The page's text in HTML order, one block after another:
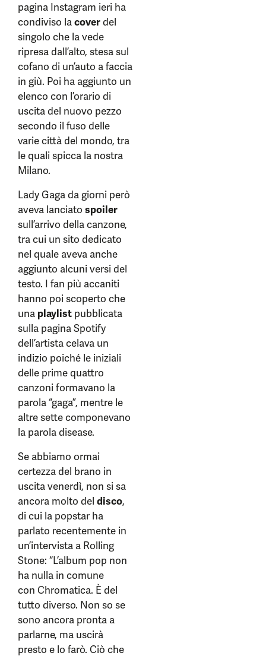
pagina Instagram ieri ha
condiviso lacoverdel
singolo che la vede
ripresa dall’alto, stesa sul
cofano di un’auto a faccia
in giù. Poi ha aggiunto un
elenco con l’orario di
uscita del nuovo pezzo
secondo il fuso delle
varie città del mondo, tra
le quali spicca la nostra
Milano.
Lady Gaga da giorni però
aveva lanciato spoiler
sull’arrivo della canzone,
tra cui un sito dedicato
nel quale aveva anche
aggiunto alcuni versi del
testo. I fan più accaniti
hanno poi scoperto che
una playlist pubblicata
sulla pagina Spotify
dell’artista celava un
indizio poiché le iniziali
delle prime quattro
canzoni formavano la
parola “gaga”, mentre le
altre sette componevano
la parola disease.
Se abbiamo ormai
certezza del brano in
uscita venerdì, non si sa
ancora molto del disco,
di cui la popstar ha
parlato recentemente in
un’intervista a Rolling
Stone: “L’album pop non
ha nulla in comune
con Chromatica. È del
tutto diverso. Non so se
sono ancora pronta a
parlarne, ma uscirà
presto e lo farò. Ciò che